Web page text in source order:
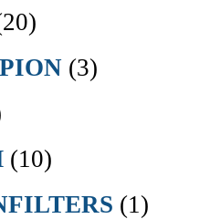
(3)
(10)
(1)